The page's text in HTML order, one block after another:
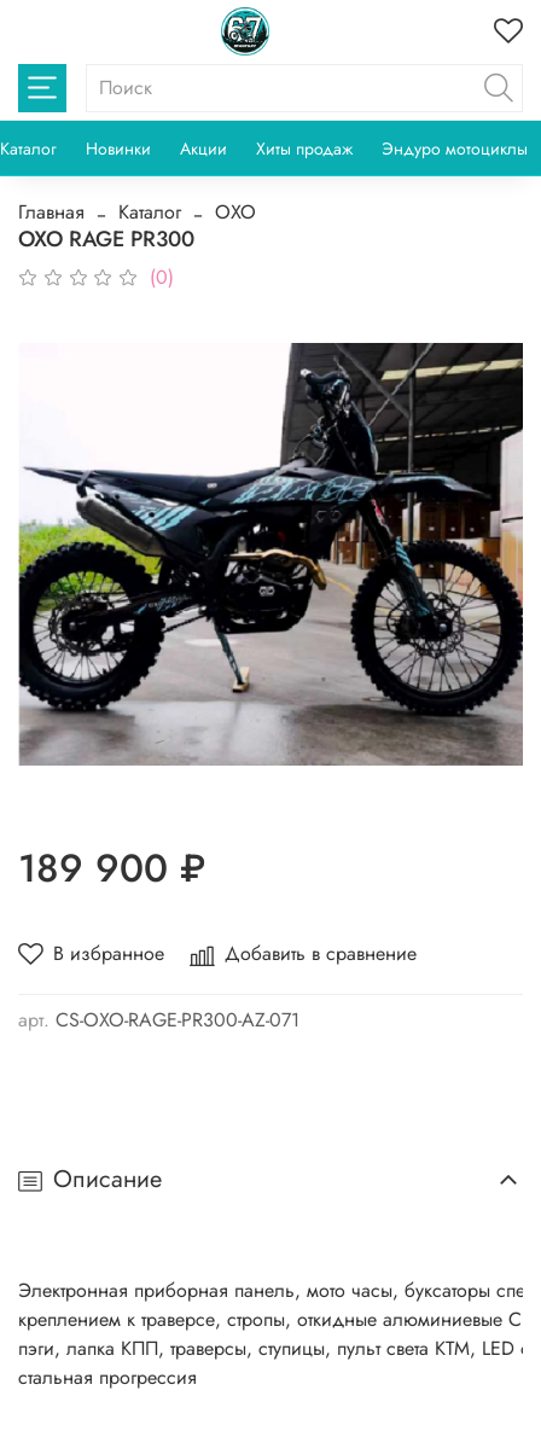
Каталог Новинки Акции Хиты продаж Эндуро мотоциклы
Главная Каталог OXO
OXO RAGE PR300
(0)
В избранное Добавить в сравнение
арт. CS-OXO-RAGE-PR300-AZ-071
189 900 ₽
Описание
Электронная приборная панель, мото часы, буксаторы
креплением к траверсе, стропы, откидные алюминиевые
пэги, лапка КПП, траверсы, ступицы, пульт света КТМ, LED
стальная прогрессия